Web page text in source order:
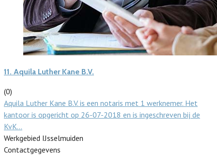
11. Aquila Luther Kane B.V.
(0)
Aquila Luther Kane B.V. is een notaris met 1 werknemer. Het
kantoor is opgericht op 26-07-2018 en is ingeschreven bij de
KvK…
Werkgebied IJsselmuiden
Contactgegevens